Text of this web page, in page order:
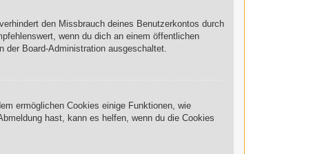
den Missbrauch deines Benutzerkontos durch
wenn du dich an einem öffentlichen
der Board-Administration ausgeschaltet.
ermöglichen Cookies einige Funktionen, wie
hast, kann es helfen, wenn du die Cookies